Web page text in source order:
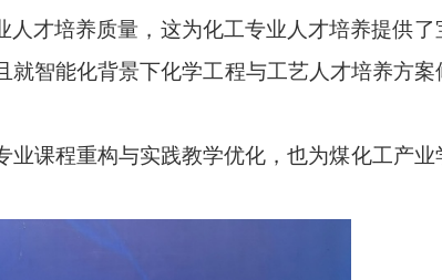
才培养质量，这为化工专业人才培养提供了
智能化背景下化学工程与工艺人才培养方案
课程重构与实践教学优化，也为煤化工产业